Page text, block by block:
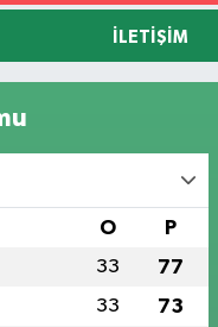
İLETIŞIM
O P
33 77
33 73